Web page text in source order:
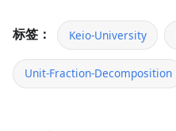
标签： Keio-University
Unit-Fraction-Decomposition